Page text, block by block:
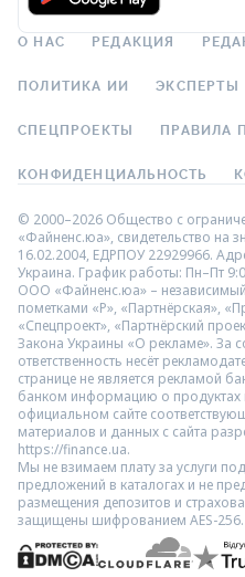
О НАС РЕДАКЦИЯ
ПОЛИТИКА ИИ ЭКСПЕРТЫ
СПЕЦПРОЕКТЫ ПРАВИЛА
КОНФИДЕНЦИАЛЬНОСТЬ
© 2000–2026 Общество с
«Файненс.юа», свидетельство на
16.02.2004, ЕДРПОУ 22929966.
Украина. График работы: Пн–Пт
ООО «Файненс.юа» –
пометками «Р», «Партнёрская»,
«Спецпроект», «Партнёрский
Закона Украины «О рекламе». За
ответственность несёт
странице не является рекламой
банком информацию о продуктах
официальном сайте
материалов и данных с сайта
https://finance.ua.
Мы не взимаем плату за услуги
предложений в каталогах и не
размещения депозитов и
защищены шифрованием AES-256.